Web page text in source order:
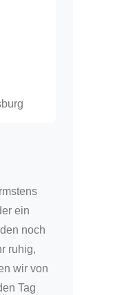
ein
noch
ruhig,
wir von
Tag